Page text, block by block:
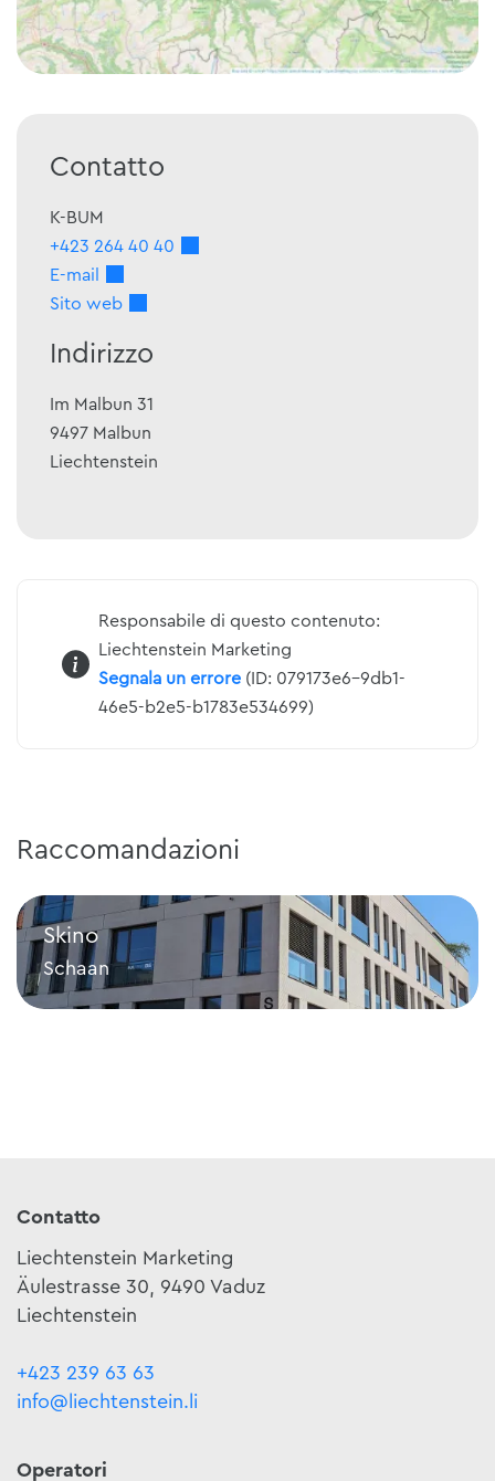
Contatto
K-BUM
+423 264 40 40
E-mail
Sito web
Indirizzo
Im Malbun 31
9497 Malbun
Liechtenstein
Responsabile di questo contenuto:
Liechtenstein Marketing
Segnala un errore (ID: 079173e6-9db1-
46e5-b2e5-b1783e534699)
Raccomandazioni
Skino
Schaan
Skino
Contatto
Liechtenstein Marketing
Äulestrasse 30, 9490 Vaduz
Liechtenstein
+423 239 63 63
info@liechtenstein.li
Operatori